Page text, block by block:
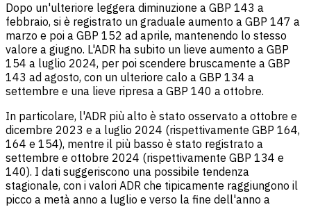
Dopo un'ulteriore leggera diminuzione a GBP 143 a
febbraio, si è registrato un graduale aumento a GBP 147 a
marzo e poi a GBP 152 ad aprile, mantenendo lo stesso
valore a giugno. L'ADR ha subito un lieve aumento a GBP
154 a luglio 2024, per poi scendere bruscamente a GBP
143 ad agosto, con un ulteriore calo a GBP 134 a
settembre e una lieve ripresa a GBP 140 a ottobre.
In particolare, l'ADR più alto è stato osservato a ottobre e
dicembre 2023 e a luglio 2024 (rispettivamente GBP 164,
164 e 154), mentre il più basso è stato registrato a
settembre e ottobre 2024 (rispettivamente GBP 134 e
140). I dati suggeriscono una possibile tendenza
stagionale, con i valori ADR che tipicamente raggiungono il
picco a metà anno a luglio e verso la fine dell'anno a